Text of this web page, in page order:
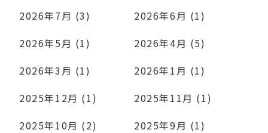
2026年7月 (3)
2026年6月 (1)
2026年5月 (1)
2026年4月 (5)
2026年3月 (1)
2026年1月 (1)
2025年12月 (1)
2025年11月 (1)
2025年10月 (2)
2025年9月 (1)